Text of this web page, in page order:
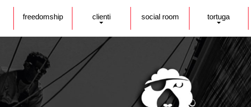
freedomship clienti social room tortuga